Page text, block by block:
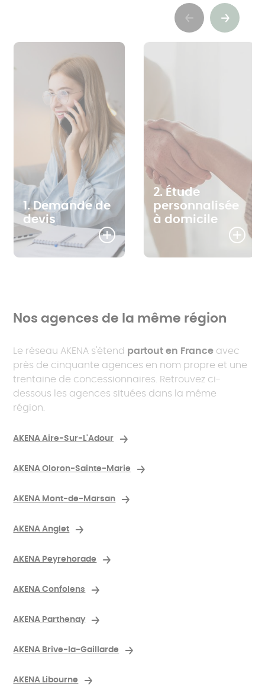
PreviousSuivant
1. Demande de
devis
2. Étude
personnalisée
à domicile
Nos agences de la même région
Le réseau AKENA s'étend partout en France avec
près de cinquante agences en nom propre et une
trentaine de concessionnaires. Retrouvez ci-
dessous les agences situées dans la même
région.
AKENA Aire-Sur-L'Adour
AKENA Oloron-Sainte-Marie
AKENA Mont-de-Marsan
AKENA Anglet
AKENA Peyrehorade
AKENA Confolens
AKENA Parthenay
AKENA Brive-la-Gaillarde
AKENA Libourne